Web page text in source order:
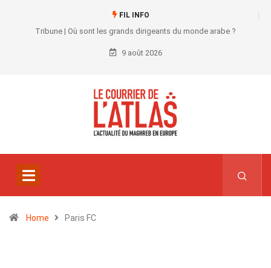
FIL INFO
Tribune | Où sont les grands dirigeants du monde arabe ?
9 août 2026
Home Paris FC